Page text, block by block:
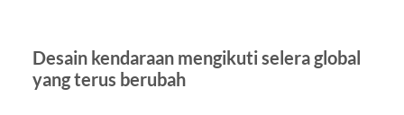
Desain kendaraan mengikuti selera global
yang terus berubah